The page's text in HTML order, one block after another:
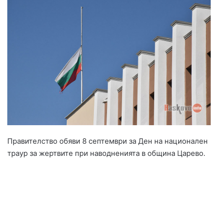
Правителство обяви 8 септември за Ден на национален
траур за жертвите при наводненията в община Царево.